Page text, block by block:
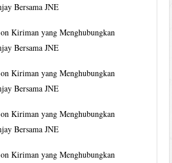
Bersama JNE
onKiriman yang Menghubungkan
Bersama JNE
onKiriman yang Menghubungkan
Bersama JNE
onKiriman yang Menghubungkan
Bersama JNE
onKiriman yang Menghubungkan